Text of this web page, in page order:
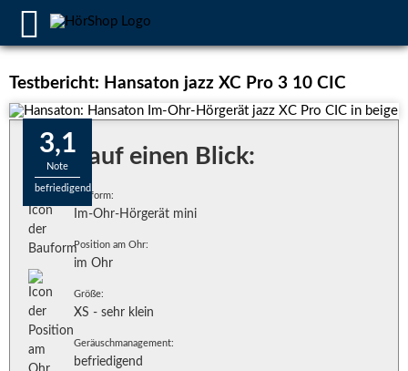
Testbericht: Hansaton jazz XC Pro 3 10 CIC
3,1
Note
befriedigend
Alles auf einen Blick:
Bauform:
Im-Ohr-Hörgerät mini
Position am Ohr:
im Ohr
Größe:
XS - sehr klein
Geräuschmanagement:
befriedigend